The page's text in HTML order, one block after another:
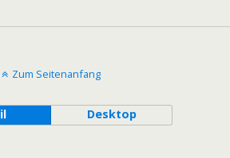
Zum Seitenanfang
Desktop